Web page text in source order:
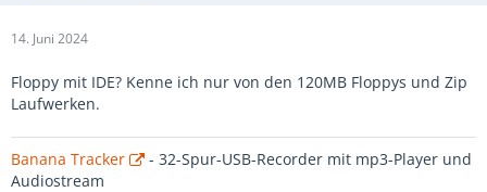
14. Juni 2024
Floppy mit IDE? Kenne ich nur von den 120MB Floppys und Zip
Laufwerken.
Banana Tracker
- 32-Spur-USB-Recorder mit mp3-Player und
Audiostream